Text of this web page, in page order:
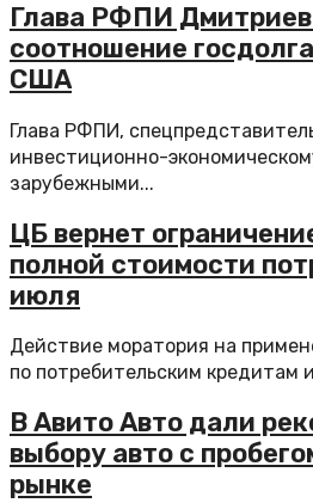
Глава РФПИ Дмитриев
соотношение
США
Глава РФПИ,
инвестиционно-
зарубежными...
ЦБ вернет
полной стоимости
июля
Действие моратория на
по потребительским кредитам
В Авито Авто дали
выбору авто с
рынке